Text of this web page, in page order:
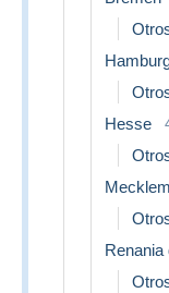
Hesse
Renania